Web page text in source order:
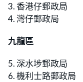
3. 香港仔郵政局
4. 灣仔郵政局
九龍區
5. 深水埗郵政局
6. 機利士路郵政局